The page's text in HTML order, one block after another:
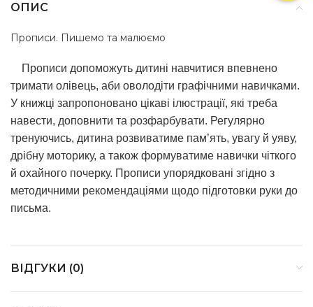
ОПИС
Прописи. Пишемо та малюємо
Прописи допоможуть дитині навчитися впевнено
тримати олівець, аби оволодіти графічними навичками.
У книжці запропоновано цікаві ілюстрації, які треба
навести, доповнити та розфарбувати. Регулярно
тренуючись, дитина розвиватиме пам’ять, увагу й уяву,
дрібну моторику, а також формуватиме навички чіткого
й охайного почерку. Прописи упорядковані згідно з
методичними рекомендаціями щодо підготовки руки до
письма.
ВІДГУКИ (0)